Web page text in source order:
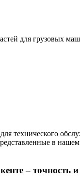
для грузовых
технического
в
– точность и